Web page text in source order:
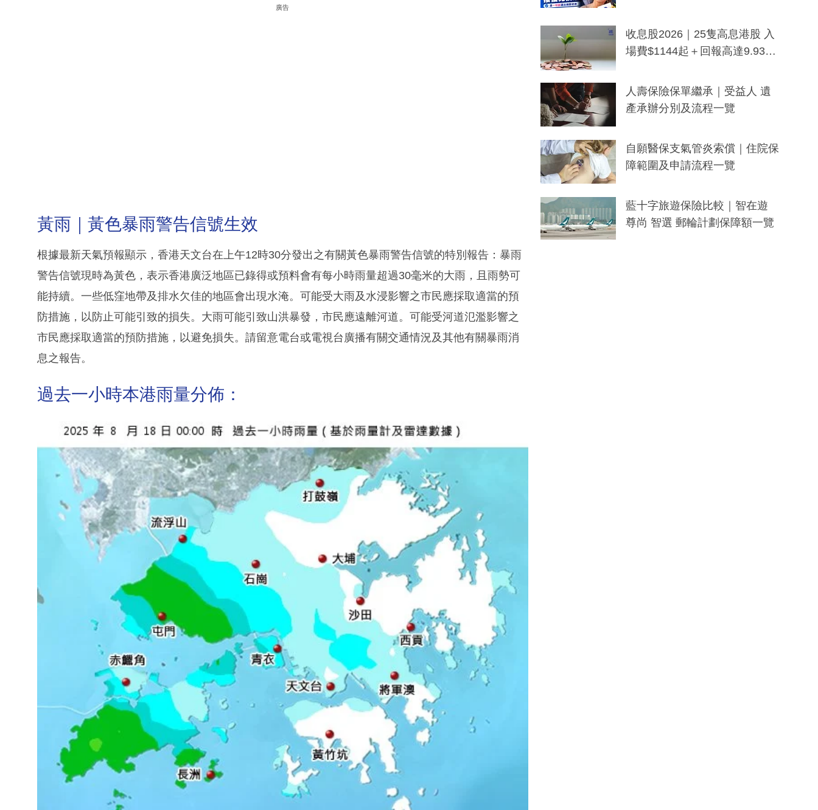
廣告
黃雨｜黃色暴雨警告信號生效
根據最新天氣預報顯示，香港天文台在上午12時30分發出之有關黃色暴雨警告信號的特別報告：暴雨
警告信號現時為黃色，表示香港廣泛地區已錄得或預料會有每小時雨量超過30毫米的大雨，且雨勢可
能持續。一些低窪地帶及排水欠佳的地區會出現水淹。可能受大雨及水浸影響之市民應採取適當的預
防措施，以防止可能引致的損失。大雨可能引致山洪暴發，市民應遠離河道。可能受河道氾濫影響之
市民應採取適當的預防措施，以避免損失。請留意電台或電視台廣播有關交通情況及其他有關暴雨消
息之報告。
過去一小時本港雨量分佈：
一度被誤當詐騙手段
收息股2026｜25隻高息港股 入
場費$1144起＋回報高達9.93
人壽保險保單繼承｜受益人 遺
產承辦分別及流程一覽
自願醫保支氣管炎索償｜住院保
障範圍及申請流程一覽
藍十字旅遊保險比較｜智在遊
尊尚 智選 郵輪計劃保障額一覽